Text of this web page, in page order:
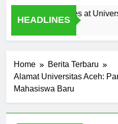
HEADLINES
Activities at Universitas
Home
Berita Terbaru
Alamat Universitas Aceh:
Mahasiswa Baru